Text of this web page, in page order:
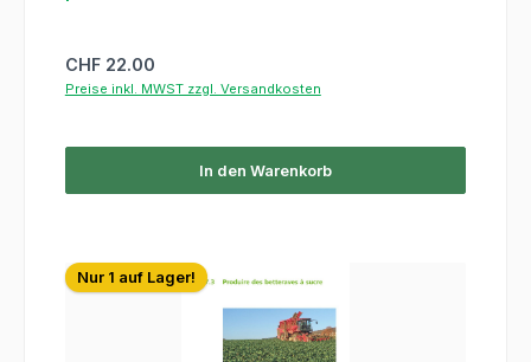
Regulärer Preis:
CHF 22.00
Preise inkl. MWST zzgl. Versandkosten
In den Warenkorb
Nur 1 auf Lager!